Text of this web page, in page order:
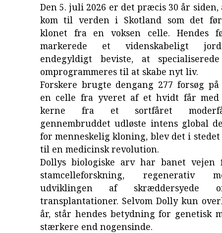
Den 5. juli 2026 er det præcis 30 år
kom til verden i Skotland som det
klonet fra en voksen celle. Hendes
markerede et videnskabeligt
endegyldigt beviste, at
omprogrammeres til at skabe nyt liv.
Forskere brugte dengang 277 forsøg
en celle fra yveret af et hvidt får
kerne fra et sortfåret
gennembruddet udløste intens global
for menneskelig kloning, blev det i
til en medicinsk revolution.
Dollys biologiske arv har banet vejen
stamcelleforskning, regenerativ
udviklingen af skræddersyede
transplantationer. Selvom Dolly kun
år, står hendes betydning for genetisk
stærkere end nogensinde.